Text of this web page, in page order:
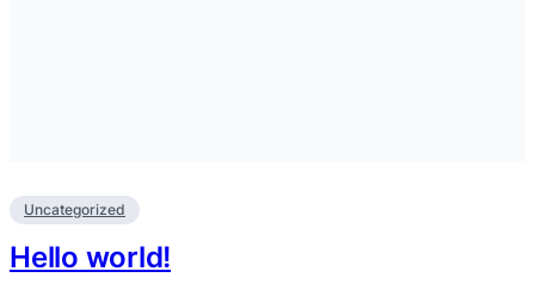
Uncategorized
Hello world!